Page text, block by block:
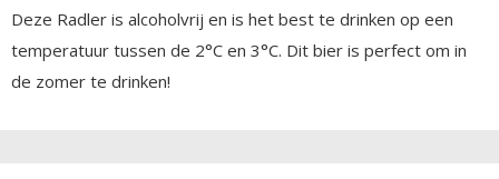
Deze Radler is alcoholvrij en is het best te drinken op een
temperatuur tussen de 2°C en 3°C. Dit bier is perfect om in
de zomer te drinken!